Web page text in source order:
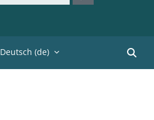
Deutsch ‎(de)‎
Kurse